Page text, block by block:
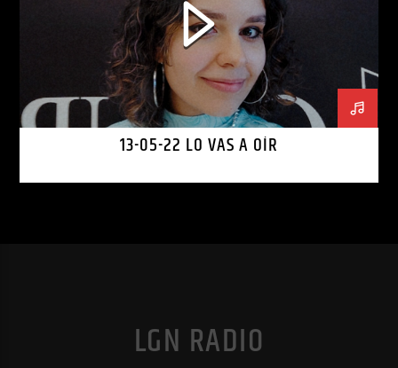
13-05-22 LO VAS A OÍR
LGN RADIO